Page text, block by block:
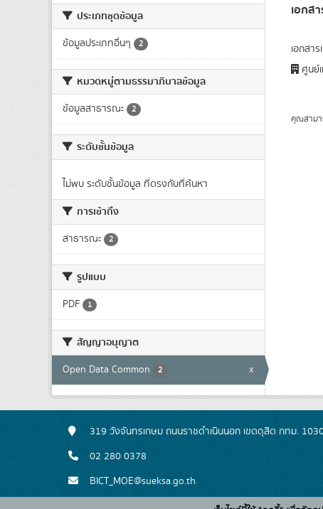
ประเภทชุดข้อมูล
ข้อมูลประเภทอื่นๆ 2
หมวดหมู่ตามธรรมาภิบาลข้อมูล
ข้อมูลสาธารณะ 2
ระดับชั้นข้อมูล
ไม่พบ ระดับชั้นข้อมูล ที่ตรงกับที่ค้นหา
การเข้าถึง
สาธารณะ 2
รูปแบบ
PDF 1
สัญญาอนุญาต
Open Data Common 2 x
เอกส
เอกสา
ศูนย์เ
คุณสามา
319 วังจันทรเกษม ถนนราชดำเนินนอก เขตดุสิต กทม.
02 280 0378
BICT_MOE@sueksa.go.th